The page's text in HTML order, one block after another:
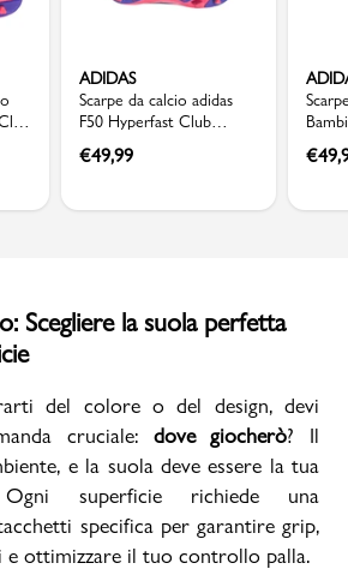
ADIDAS
Scarpe da calcio adidas
F50 Hyperfast Club
€49,99 €
Scegliere la suola perfetta
del colore o del design, devi
cruciale: dove giocherò? Il
e la suola deve essere la tua
superficie richiede una
specifica per garantire grip,
e ottimizzare il tuo controllo palla.